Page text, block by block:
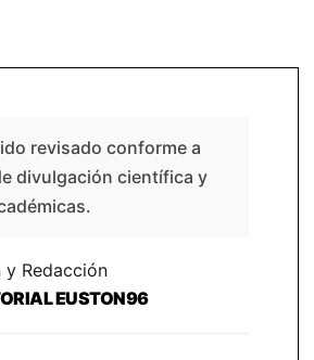
revisado conforme a
divulgación científica y
y Redacción
EUSTON96